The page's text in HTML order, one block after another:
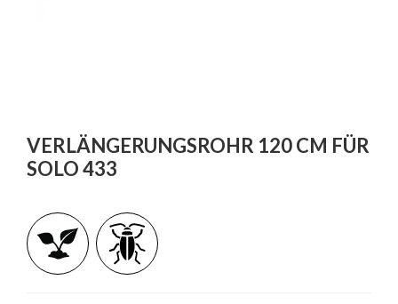
VERLÄNGERUNGSROHR 120 CM FÜR
SOLO 433